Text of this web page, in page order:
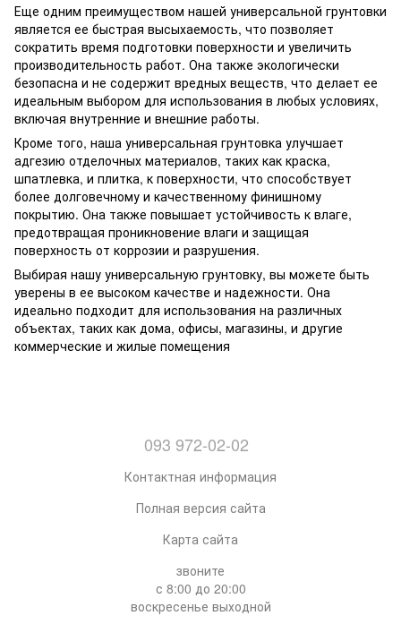
Еще одним преимуществом нашей универсальной грунтовки
является ее быстрая высыхаемость, что позволяет
сократить время подготовки поверхности и увеличить
производительность работ. Она также экологически
безопасна и не содержит вредных веществ, что делает ее
идеальным выбором для использования в любых условиях,
включая внутренние и внешние работы.
Кроме того, наша универсальная грунтовка улучшает
адгезию отделочных материалов, таких как краска,
шпатлевка, и плитка, к поверхности, что способствует
более долговечному и качественному финишному
покрытию. Она также повышает устойчивость к влаге,
предотвращая проникновение влаги и защищая
поверхность от коррозии и разрушения.
Выбирая нашу универсальную грунтовку, вы можете быть
уверены в ее высоком качестве и надежности. Она
идеально подходит для использования на различных
объектах, таких как дома, офисы, магазины, и другие
коммерческие и жилые помещения
093 972-02-02
Контактная информация
Полная версия сайта
Карта сайта
звоните
с 8:00 до 20:00
воскресенье выходной